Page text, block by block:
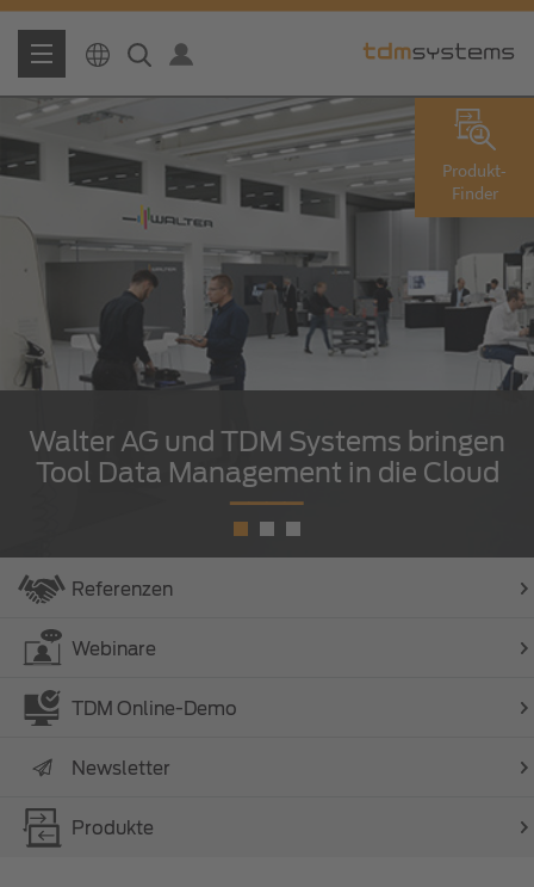
Produkt-
Finder
Walter AG und TDM Systems bringen
Tool Data Management in die Cloud
Mehr erfahren
Referenzen
Webinare
TDM Online-Demo
Newsletter
Produkte